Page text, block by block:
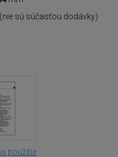
(nie sú súčasťou dodávky)
použitie